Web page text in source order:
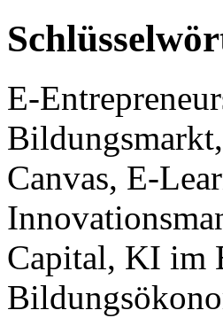
E-
Canvas, E-
Capital, KI im